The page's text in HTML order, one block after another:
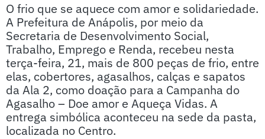
O frio que se aquece com amor e solidariedade.
A Prefeitura de Anápolis, por meio da
Secretaria de Desenvolvimento Social,
Trabalho, Emprego e Renda, recebeu nesta
terça-feira, 21, mais de 800 peças de frio, entre
elas, cobertores, agasalhos, calças e sapatos
da Ala 2, como doação para a Campanha do
Agasalho – Doe amor e Aqueça Vidas. A
entrega simbólica aconteceu na sede da pasta,
localizada no Centro.